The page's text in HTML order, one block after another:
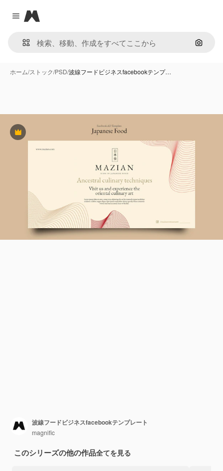
Close menu
Magnific
画像で
ホーム/ストック/PSD/波線フードビジネスfacebookテンプ…
Premium
波線フードビジネスfacebookテンプレート
magnific
このシリーズの他の作品全てを見る